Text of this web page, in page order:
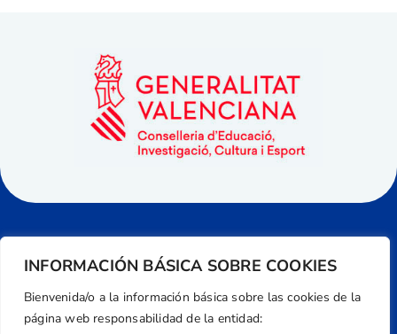
INFORMACIÓN BÁSICA SOBRE COOKIES
Bienvenida/o a la información básica sobre las cookies de la
página web responsabilidad de la entidad: